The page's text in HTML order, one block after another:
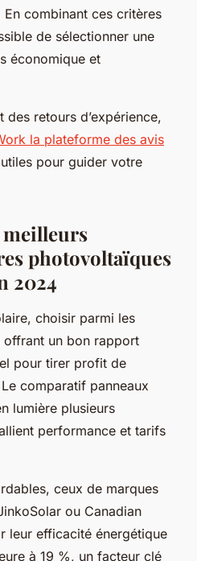
combinant ces critères
de sélectionner une
économique et
retours d’expérience,
la plateforme des avis
pour guider votre
meilleurs
photovoltaïques
2024
choisir parmi les
offrant un bon rapport
pour tirer profit de
comparatif panneaux
lumière plusieurs
performance et tarifs
ceux de marques
ou Canadian
leur efficacité énergétique
à 19 %, un facteur clé